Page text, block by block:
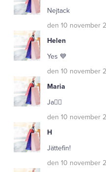
Nejtack
den 10 november
Helen
Yes 💙
den 10 november
Maria
Ja👍🏻
den 10 november
H
Jättefin!
den 10 november